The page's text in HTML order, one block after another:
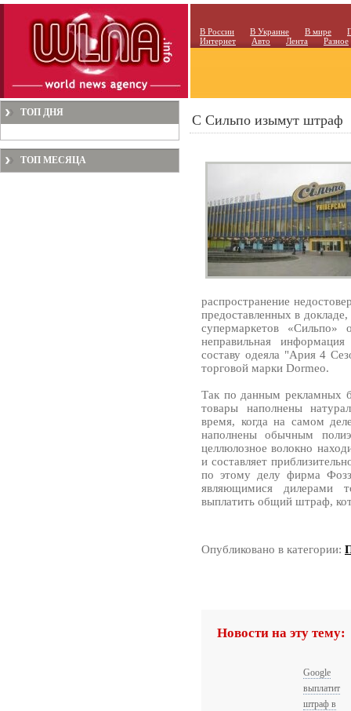
В России В Украине В мире
Интернет
Авто Лента Разное
ТОП ДНЯ
ТОП МЕСЯЦА
С Сильпо изымут штраф
распространение
предоставленных в
супермаркетов «Сильпо»
неправильная
составу одеяла "Ария 4
торговой марки Dormeo.
Так по данным рекламных
товары наполнены
время, когда на самом
наполнены обычным
целлюлозное волокно
и составляет
по этому делу фирма
являющимися дилерами
выплатить общий штраф,
Опубликовано в категории:
Новости на эту тему:
Google
выплатит
штраф в